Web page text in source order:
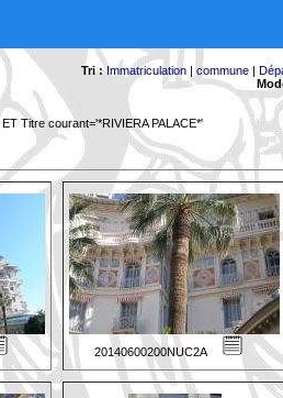
Tri : Immatriculation |commune |
ET Titre courant='*RIVIERA PALACE*'
20140600200NUC2A